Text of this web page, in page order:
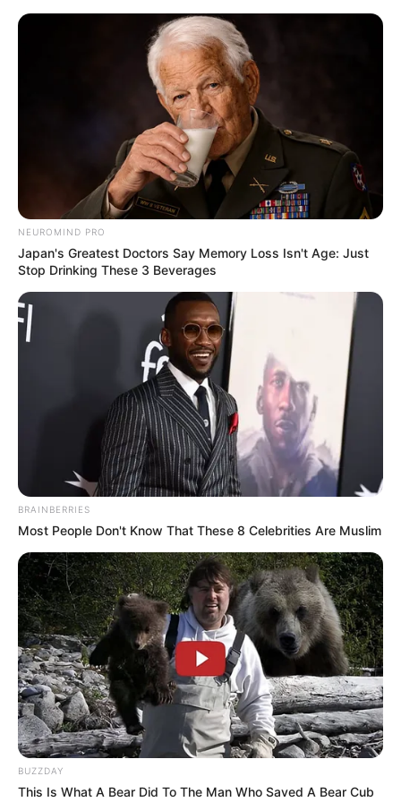
au
LE MEILLEUR PRONOSTIC
La Base du QUINTÉ au Special Tocard du PMU
Menu
QUINTÉ PRIX RIEUSSEC PRONOSTIC 19-10-
2025
NEUROMIND PRO
Japan's Greatest Doctors Say Memory Loss Isn't Age: Just
Stop Drinking These 3 Beverages
BRAINBERRIES
Most People Don't Know That These 8 Celebrities Are Muslim
BUZZDAY
This Is What A Bear Did To The Man Who Saved A Bear Cub